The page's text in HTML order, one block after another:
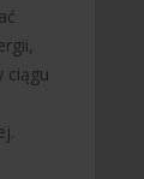
ciągu